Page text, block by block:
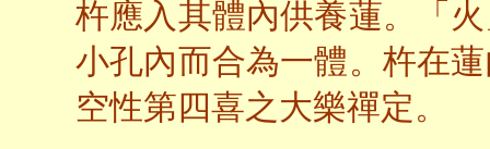
杵應入其體內供養蓮。「
小孔內而合為一體。杵在
空性第四喜之大樂禪定。